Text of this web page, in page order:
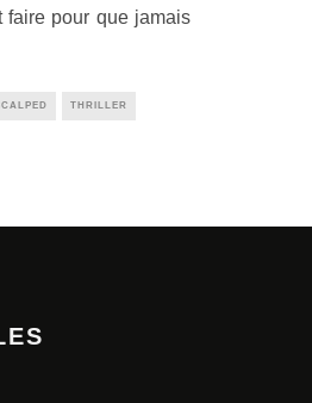
faire pour que jamais
THRILLER